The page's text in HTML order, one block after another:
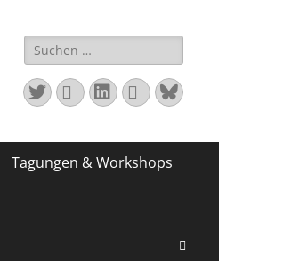
Suchen
nach:
Twitter
E-
Mail
LinkedIn
WebsiteBluesky
Tagungen & Workshops